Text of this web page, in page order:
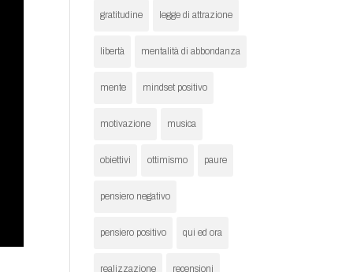
gratitudine legge di attrazione
libertà mentalità di abbondanza
mente mindset positivo
motivazione musica
obiettivi ottimismo paure
pensiero negativo
pensiero positivo qui ed ora
realizzazione recensioni